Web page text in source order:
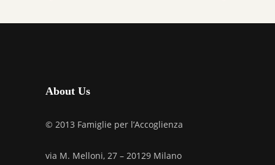
About Us
© 2013 Famiglie per l’Accoglienza
via M. Melloni, 27 – 20129 Milano